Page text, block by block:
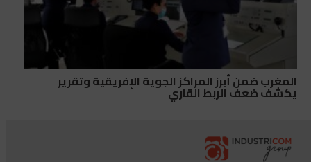
المغرب ضمن أبرز المراكز الجوية الإفريقية وتقرير
يكشف ضعف الربط القاري